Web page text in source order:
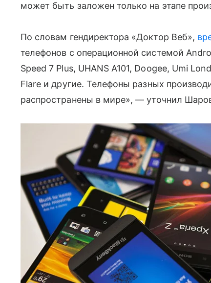
может быть заложен только на этапе
По словам гендиректора «Доктор Веб»,
телефонов с операционной системой
Speed 7 Plus, UHANS A101, Doogee, Umi
Flare и другие. Телефоны разных
распространены в мире», — уточнил